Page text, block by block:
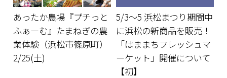
あったか農場『プチっと
ふぁーむ』たまねぎの農
業体験（浜松市篠原町）
2/25(土)
5/3～5 浜松まつり期間中
に浜松の新商品を販売！
「はままちフレッシュマ
ーケット」開催について
【初】